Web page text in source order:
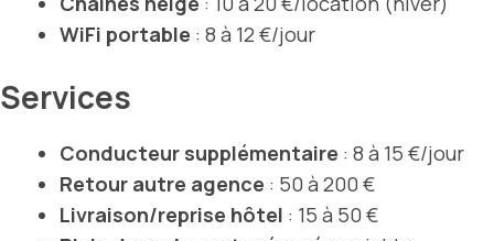
WiFi portable : 8 à 12 €/jour
Services
Conducteur supplémentaire : 8 à 15 €/jour
Retour autre agence : 50 à 200 €
Livraison/reprise hôtel : 15 à 50 €